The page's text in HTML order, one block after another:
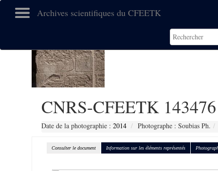
Archives scientifiques du CFEETK
CNRS-CFEETK 143476
Date de la photographie : 2014 Photographe : Soubias Ph.
Consulter le document Information sur les éléments représentés